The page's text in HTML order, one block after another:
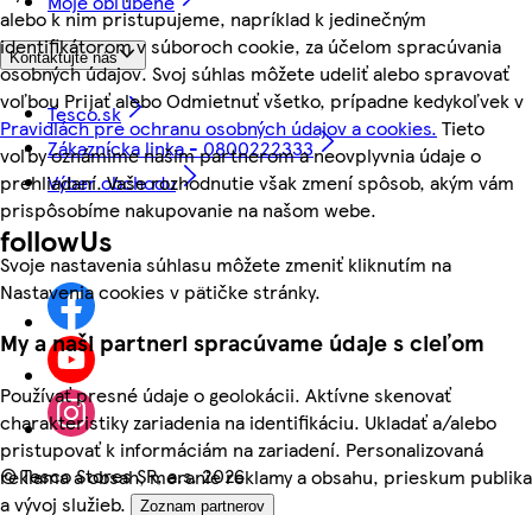
alebo k nim pristupujeme, napríklad k jedinečným
identifikátorom v súboroch cookie, za účelom spracúvania
osobných údajov. Svoj súhlas môžete udeliť alebo spravovať
voľbou Prijať alebo Odmietnuť všetko, prípadne kedykoľvek v
Pravidlách pre ochranu osobných údajov a cookies. Tieto
voľby oznámime našim partnerom a neovplyvnia údaje o
prehliadaní. Vaše rozhodnutie však zmení spôsob, akým vám
prispôsobíme nakupovanie na našom webe.
Svoje nastavenia súhlasu môžete zmeniť kliknutím na
Nastavenia cookies v pätičke stránky.
My a naši partneri spracúvame údaje s cieľom
Používať presné údaje o geolokácii. Aktívne skenovať
charakteristiky zariadenia na identifikáciu. Ukladať a/alebo
pristupovať k informáciám na zariadení. Personalizovaná
reklama a obsah, meranie reklamy a obsahu, prieskum publika
a vývoj služieb.
Zoznam partnerov
Kontaktujte nás
Tesco.sk
Zákaznícka linka - 0800222333
Výber obchodu
followUs
©Tesco Stores SR, a.s. 2026